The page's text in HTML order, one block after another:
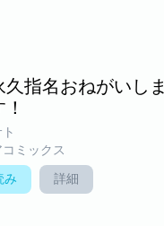
久指名おねがいしま
ミックス
み 詳細